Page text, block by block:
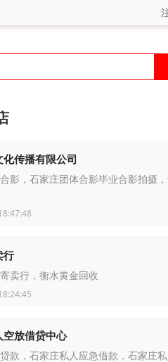
传播有限公司
影，石家庄团体合影毕业合影拍摄
行
卖行，衡水黄金回收
空放借贷中心
款，石家庄私人应急借款，石家庄